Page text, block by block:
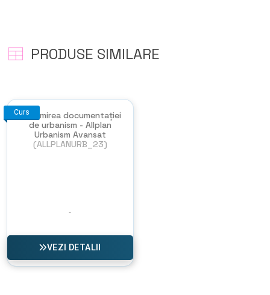
PRODUSE SIMILARE
Curs
Întocmirea documentației
de urbanism - Allplan
Urbanism Avansat
(ALLPLANURB_23)
VEZI DETALII